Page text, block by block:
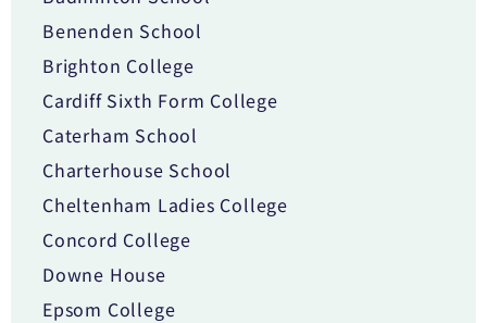
Benenden School
Brighton College
Cardiff Sixth Form College
Caterham School
Charterhouse School
Cheltenham Ladies College
Concord College
Downe House
Epsom College